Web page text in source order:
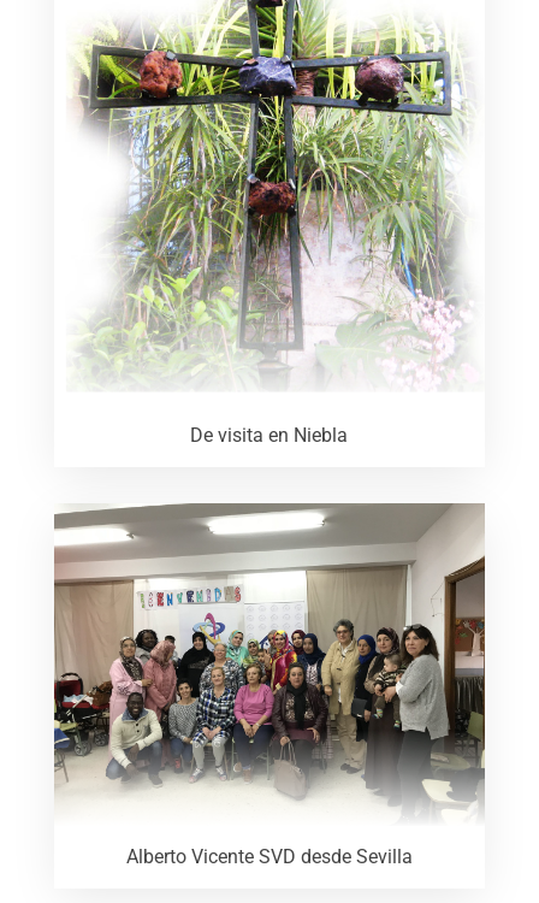
De visita en Niebla
Alberto Vicente SVD desde Sevilla